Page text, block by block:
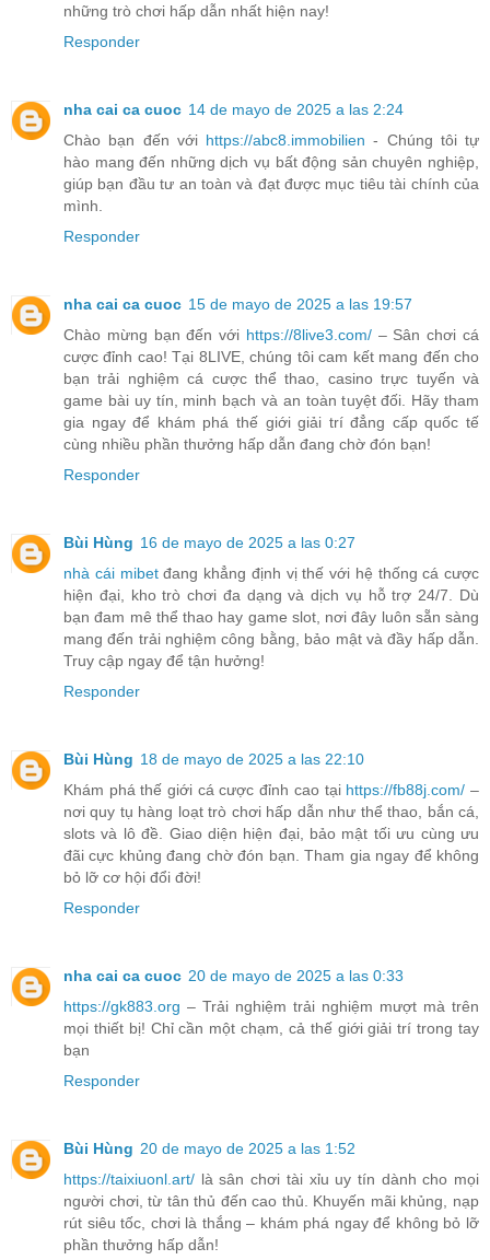
những trò chơi hấp dẫn nhất hiện nay!
Responder
nha cai ca cuoc 14 de mayo de 2025 a las 2:24
Chào bạn đến với https://abc8.immobilien - Chúng tôi tự
hào mang đến những dịch vụ bất động sản chuyên nghiệp,
giúp bạn đầu tư an toàn và đạt được mục tiêu tài chính của
mình.
Responder
nha cai ca cuoc 15 de mayo de 2025 a las 19:57
Chào mừng bạn đến với https://8live3.com/– Sân chơi cá
cược đỉnh cao! Tại 8LIVE, chúng tôi cam kết mang đến cho
bạn trải nghiệm cá cược thể thao, casino trực tuyến và
game bài uy tín, minh bạch và an toàn tuyệt đối. Hãy tham
gia ngay để khám phá thế giới giải trí đẳng cấp quốc tế
cùng nhiều phần thưởng hấp dẫn đang chờ đón bạn!
Responder
Bùi Hùng 16 de mayo de 2025 a las 0:27
nhà cái mibetđang khẳng định vị thế với hệ thống cá cược
hiện đại, kho trò chơi đa dạng và dịch vụ hỗ trợ 24/7. Dù
bạn đam mê thể thao hay game slot, nơi đây luôn sẵn sàng
mang đến trải nghiệm công bằng, bảo mật và đầy hấp dẫn.
Truy cập ngay để tận hưởng!
Responder
Bùi Hùng 18 de mayo de 2025 a las 22:10
Khám phá thế giới cá cược đỉnh cao tại https://fb88j.com/ –
nơi quy tụ hàng loạt trò chơi hấp dẫn như thể thao, bắn cá,
slots và lô đề. Giao diện hiện đại, bảo mật tối ưu cùng ưu
đãi cực khủng đang chờ đón bạn. Tham gia ngay để không
bỏ lỡ cơ hội đổi đời!
Responder
nha cai ca cuoc 20 de mayo de 2025 a las 0:33
https://gk883.org – Trải nghiệm trải nghiệm mượt mà trên
mọi thiết bị! Chỉ cần một chạm, cả thế giới giải trí trong tay
bạn
Responder
Bùi Hùng 20 de mayo de 2025 a las 1:52
https://taixiuonl.art/ là sân chơi tài xỉu uy tín dành cho mọi
người chơi, từ tân thủ đến cao thủ. Khuyến mãi khủng, nạp
rút siêu tốc, chơi là thắng – khám phá ngay để không bỏ lỡ
phần thưởng hấp dẫn!